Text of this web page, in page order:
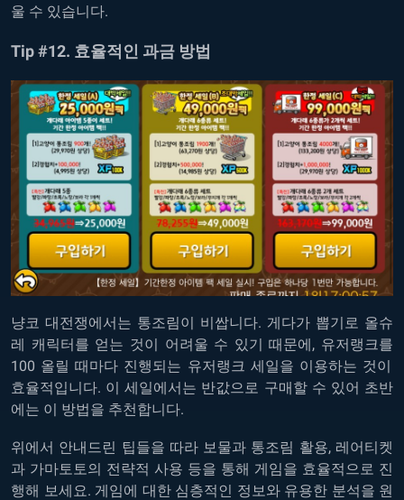
울 수 있습니다.
Tip #12. 효율적인 과금 방법
냥코 대전쟁에서는 통조림이 비쌉니다. 게다가 뽑기로 올슈
레 캐릭터를 얻는 것이 어려울 수 있기 때문에, 유저랭크를
100 올릴 때마다 진행되는 유저랭크 세일을 이용하는 것이
효율적입니다. 이 세일에서는 반값으로 구매할 수 있어 초반
에는 이 방법을 추천합니다.
위에서 안내드린 팁들을 따라 보물과 통조림 활용, 레어티켓
과 가마토토의 전략적 사용 등을 통해 게임을 효율적으로 진
행해 보세요. 게임에 대한 심층적인 정보와 유용한 분석을 원